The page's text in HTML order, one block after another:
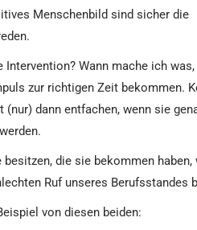
Menschenbild sind sicher die
Wann mache ich
zur richtigen Zeit bekommen.
dann entfachen, wenn sie
die sie bekommen haben,
Ruf unseres Berufsstandes
von diesen beiden: